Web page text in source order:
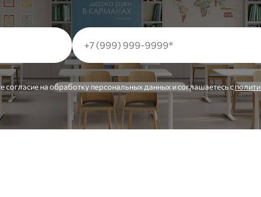
согласие на обработку персональных данных и соглашаетесь c